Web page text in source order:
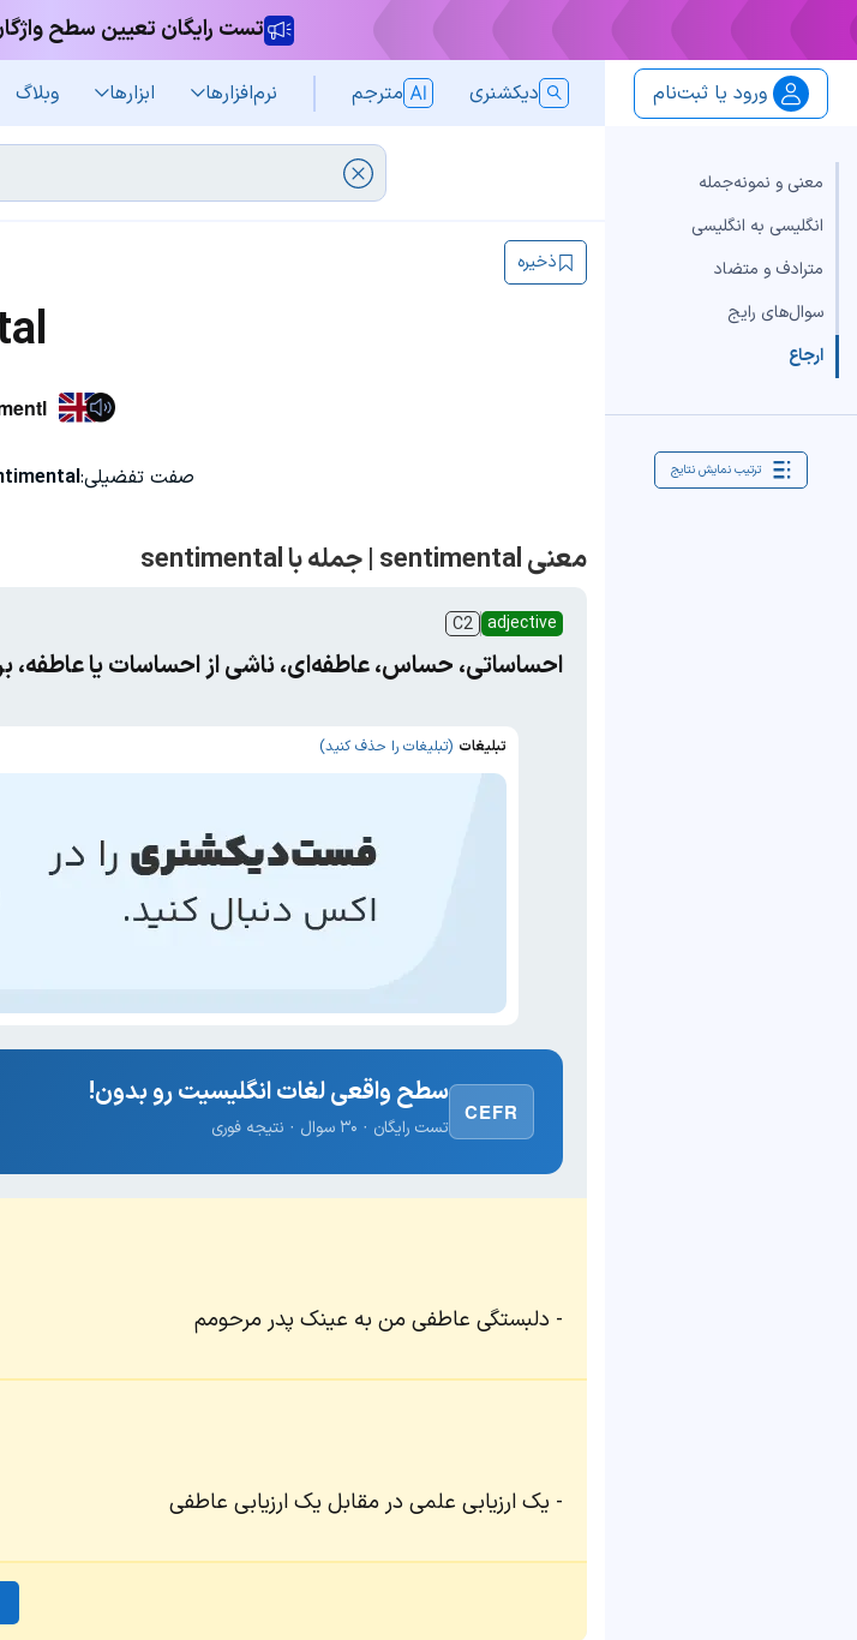
تست رایگان تعیین سطح
ورود یا ثبت‌نام دیکشنری مترجم نرم‌افزار‌ها ابزارها وبلاگ
معنی و نمونه‌جمله
انگلیسی به انگلیسی
مترادف و متضاد
سوال‌های رایج
ارجاع
ترتیب نمایش نتایج
ذخیره
صفت تفضیلی:
معنی sentimental | جمله با sentimental
adjective
C2
احساساتی، حساس، عاطفه‌ای، ناشی از احساسات یا عاطفه،
تبلیغات (تبلیغات را حذف کنید)
CEFR
سطح واقعی لغات انگلیسیت رو بدون!
تست رایگان · ۳۰ سوال · نتیجه فوری
دلبستگی عاطفی من به عینک پدر مرحومم
یک ارزیابی علمی در مقابل یک ارزیابی عاطفی